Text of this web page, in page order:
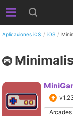
Aplicaciones iOS iOS
Arcades